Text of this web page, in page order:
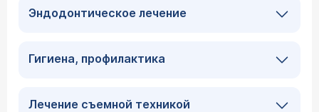
Эндодонтическое лечение
Гигиена, профилактика
Лечение съемной техникой